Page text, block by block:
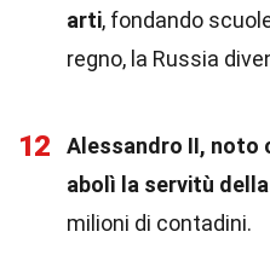
arti, fondando
regno, la Russia
12
Alessandro II, noto
abolì la servitù
milioni di contadini.